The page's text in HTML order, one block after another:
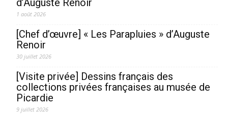
d’Auguste Renoir
1 août 2026
[Chef d’œuvre] « Les Parapluies » d’Auguste
Renoir
30 juillet 2026
[Visite privée] Dessins français des
collections privées françaises au musée de
Picardie
9 juillet 2026